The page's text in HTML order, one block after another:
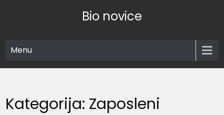
Bio novice
Menu
Kategorija: Zaposleni